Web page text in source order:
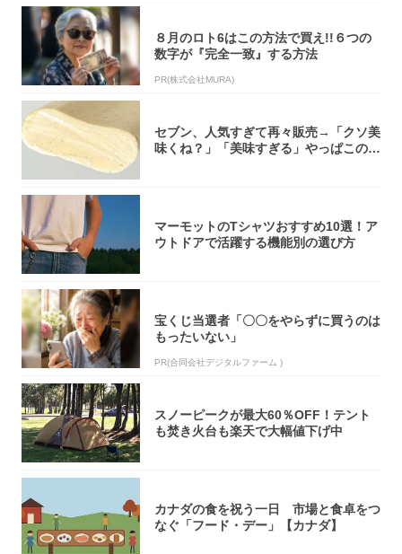
８月のロト6はこの方法で買え!!６つの
数字が『完全一致』する方法
PR(株式会社MURA)
セブン、人気すぎて再々販売→「クソ美
味くね？」「美味すぎる」やっぱこのク
マーモットのTシャツおすすめ10選！ア
ウトドアで活躍する機能別の選び方
宝くじ当選者「〇〇をやらずに買うのは
もったいない」
PR(合同会社デジタルファーム )
スノーピークが最大60％OFF！テント
も焚き火台も楽天で大幅値下げ中
カナダの食を祝う一日 市場と食卓をつ
なぐ「フード・デー」【カナダ】